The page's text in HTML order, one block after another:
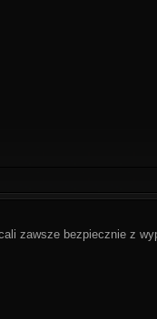
zawsze bezpiecznie z